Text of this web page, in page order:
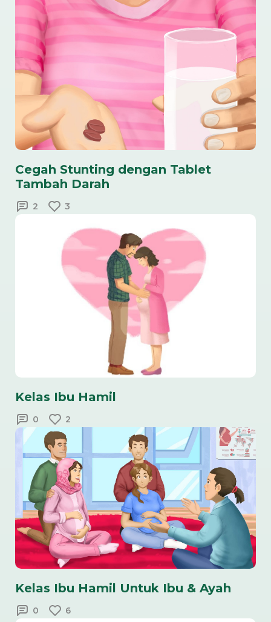
Cegah Stunting dengan Tablet
Tambah Darah
2 3
Kelas Ibu Hamil
0 2
Kelas Ibu Hamil Untuk Ibu & Ayah
0 6